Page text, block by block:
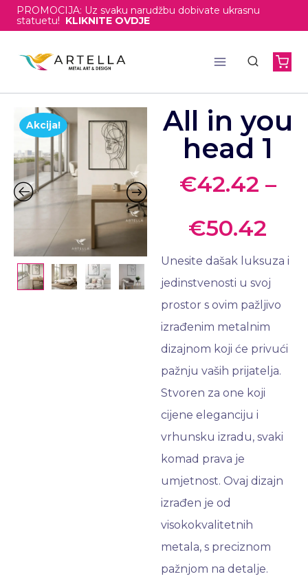
PROMOCIJA: Uz svaku narudžbu dobivate ukrasnu
statuetu! KLIKNITE OVDJE
Akcija!
All in you
head 1
€42.42 –
€50.42
Unesite dašak luksuza i
jedinstvenosti u svoj
prostor s ovim pažljivo
izrađenim metalnim
dizajnom koji će privući
pažnju vaših prijatelja.
Stvoren za one koji
cijene eleganciju i
vrhunsku izradu, svaki
komad prava je
umjetnost. Ovaj dizajn
izrađen je od
visokokvalitetnih
metala, s preciznom
pažnjom na detalje.